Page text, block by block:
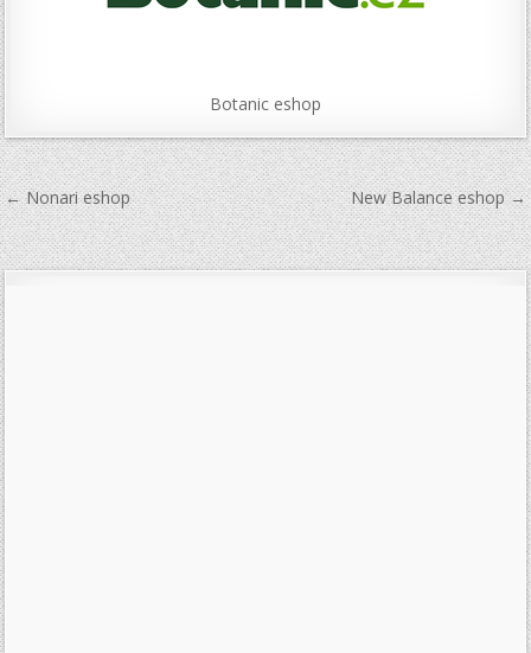
Botanic eshop
Navigace
pro
příspěvek
← Nonari eshop New Balance eshop →